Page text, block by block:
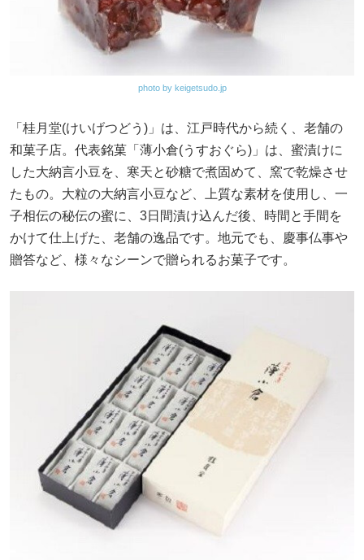
photo by keigetsudo.jp
「桂月堂(けいげつどう)」は、江戸時代から続く、老舗の
和菓子店。代表銘菓「薄小倉(うすおぐら)」は、蜜漬けに
した大納言小豆を、寒天と砂糖で煮固めて、窯で乾燥させ
たもの。大粒の大納言小豆など、上質な素材を使用し、一
子相伝の秘伝の蜜に、3日間漬け込んだ後、時間と手間を
かけて仕上げた、老舗の逸品です。地元でも、慶事仏事や
贈答など、様々なシーンで贈られるお菓子です。